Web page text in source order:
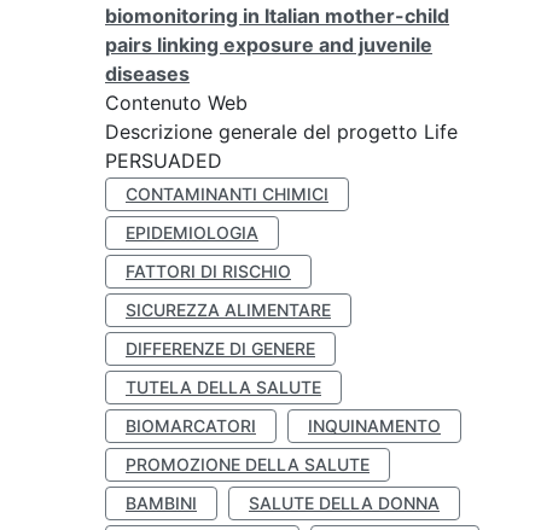
biomonitoring in Italian mother-child
pairs linking exposure and juvenile
diseases
Contenuto Web
Descrizione generale del progetto Life
PERSUADED
CONTAMINANTI CHIMICI
EPIDEMIOLOGIA
FATTORI DI RISCHIO
SICUREZZA ALIMENTARE
DIFFERENZE DI GENERE
TUTELA DELLA SALUTE
BIOMARCATORI
INQUINAMENTO
PROMOZIONE DELLA SALUTE
BAMBINI
SALUTE DELLA DONNA